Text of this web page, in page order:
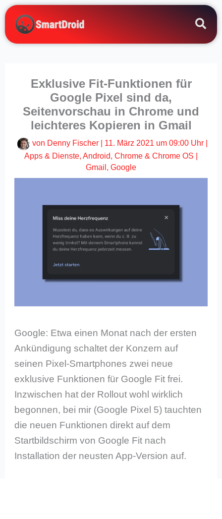
Zum
Inhalt
springen
Exklusive Fit-Funktionen für
Google Pixel sind da,
Seitenvorschau in Chrome und
leichteres Kopieren in Gmail
von Denny Fischer 11. März 2021 um 09:00 Uhr|
Apps & Dienste, Android, Chrome & Chrome OS
Gmail , Google
Google: Etwa einen Monat nach der ersten
Ankündigung schaltet der Konzern auf
seinen Pixel-Smartphones zwei neue
exklusive Funktionen für Google Fit frei.
Inzwischen hat der Rollout wohl wirklich
begonnen, bei mir (Google Pixel 5) tauchten
die neuen Funktionen direkt auf dem
Startbildschirm von Google Fit nach
Installation der neusten App-Version auf.